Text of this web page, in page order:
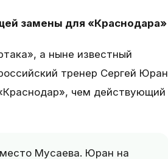
замены для «Краснодара»
а ныне известный
тренер Сергей Юран
чем действующий
Мусаева. Юран на